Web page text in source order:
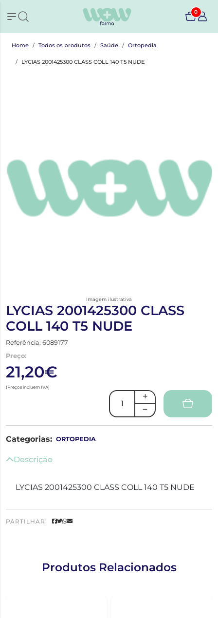
0
Home Todos os produtos Saúde Ortopedia
LYCIAS 2001425300 CLASS COLL 140 T5 NUDE
Imagem ilustrativa
LYCIAS 2001425300 CLASS
COLL 140 T5 NUDE
Referência: 6089177
Preço:
21,20€
(Preços incluem IVA)
Categorias: ORTOPEDIA
Descrição
LYCIAS 2001425300 CLASS COLL 140 T5 NUDE
PARTILHAR:
Produtos Relacionados